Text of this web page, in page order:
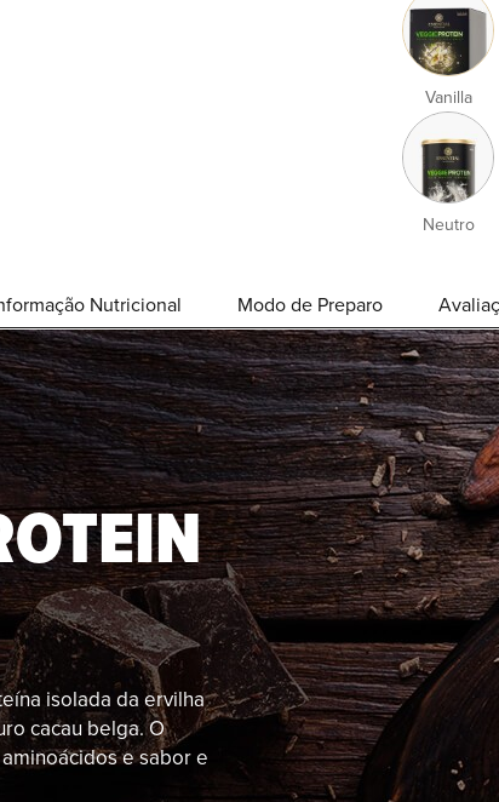
Vanilla
Neutro
Nutricional Modo de Preparo
isolada da ervilha
cacau belga. O
e sabor e